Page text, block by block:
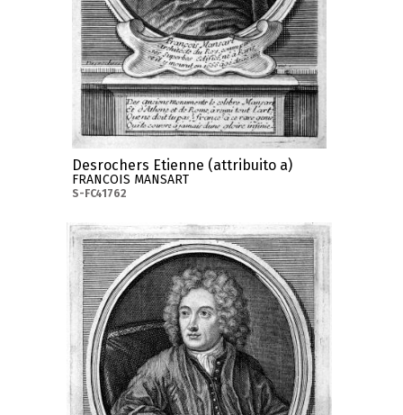
Desrochers Etienne (attribuito a)
FRANCOIS MANSART
S-FC41762